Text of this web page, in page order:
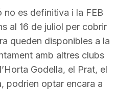
es definitiva i la FEB
al 16 de juliol per cobrir
queden disponibles a la
amb altres clubs
Godella, el Prat, el
podrien optar encara a